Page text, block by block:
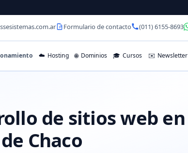
Formulario de contacto (011) 6155-8693
☁️ Hosting 🌐 Dominios 🎓 Cursos ✉️ Newsletter
de sitios web en
Chaco